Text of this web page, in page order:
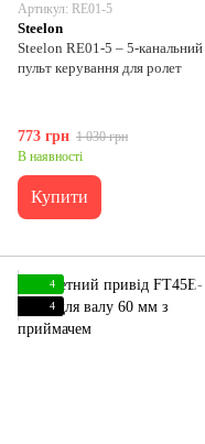
Артикул: RE01-5
Steelon
Steelon RE01-5 – 5-канальний
пульт керування для ролет
773 грн 1 030 грн
В наявності
Купити
4
4